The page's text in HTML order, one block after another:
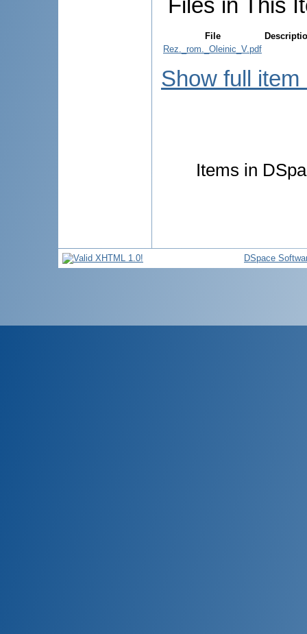
Files in This
File
Rez._rom._Oleinic_V.pdf
Show full item
Items in
DSpace